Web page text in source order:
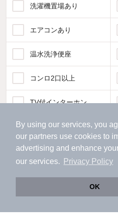
By using our services, you
our partners use cookies to
advertising and enhance
our services.
Privacy Policy
OK
アプリに切り替えて、サク
会員登録なしですぐ使える。
洗濯機置場あり
エアコンあり
温水洗浄便座
コンロ2口以上
TV付インターホン
新着のみ
該当件数:
90件